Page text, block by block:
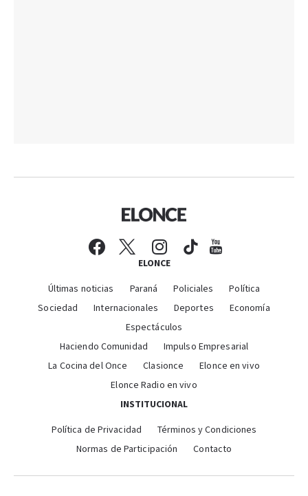
ELONCE
Últimas noticias Paraná Policiales
Política
Sociedad
Internacionales Deportes
Economía
Espectáculos
Haciendo Comunidad
Impulso Empresarial
La Cocina del Once
Clasionce
Elonce en vivo
Elonce Radio en vivo
INSTITUCIONAL
Política de Privacidad
Términos y Condiciones
Normas de Participación
Contacto